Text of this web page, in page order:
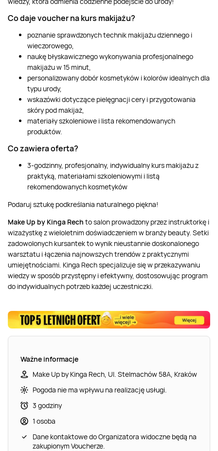
Co daje voucher na kurs makijażu?
poznanie sprawdzonych technik makijażu dziennego i
wieczorowego,
naukę błyskawicznego wykonywania profesjonalnego
makijażu w 15 minut,
personalizowany dobór kosmetyków i kolorów idealnych dla
typu urody,
wskazówki dotyczące pielęgnacji cery i przygotowania
skóry pod makijaż,
materiały szkoleniowe i lista rekomendowanych
produktów.
Co zawiera oferta?
3-godzinny, profesjonalny, indywidualny kurs makijażu z
praktyką, materiałami szkoleniowymi i listą
rekomendowanych kosmetyków
Podaruj sztukę podkreślania naturalnego piękna!
Make Up by Kinga Rech to salon prowadzony przez instruktorkę i
wizażystkę z wieloletnim doświadczeniem w branży beauty. Setki
zadowolonych kursantek to wynik nieustannie doskonalonego
warsztatu i łączenia najnowszych trendów z praktycznymi
umiejętnościami. Kinga Rech specjalizuje się w przekazywaniu
wiedzy w sposób przystępny i efektywny, dostosowując program
do indywidualnych potrzeb każdej uczestniczki.
Ważne informacje
Make Up by Kinga Rech, Ul. Stelmachów 58A, Kraków
Pogoda nie ma wpływu na realizację usługi.
3 godziny
1 osoba
Dane kontaktowe do Organizatora widoczne będą na
zakupionym Voucherze.